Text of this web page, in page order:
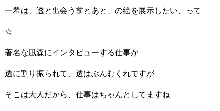
一希は、透と出会う前とあと、の絵を展示したい、って
☆
著名な凪森にインタビューする仕事が
透に割り振られて、透はぶんむくれですが
そこは大人だから、仕事はちゃんとしてますね